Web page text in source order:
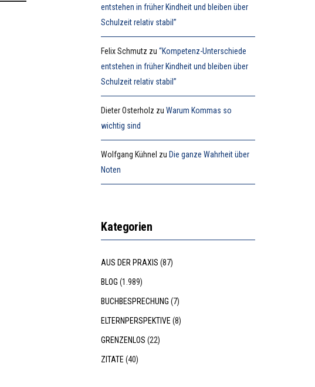
entstehen in früher Kindheit und bleiben über
Schulzeit relativ stabil”
Felix Schmutz zu“Kompetenz-Unterschiede
entstehen in früher Kindheit und bleiben über
Schulzeit relativ stabil”
Dieter Osterholz zuWarum Kommas so
wichtig sind
Wolfgang Kühnel zu Die ganze Wahrheit über
Noten
Kategorien
AUS DER PRAXIS (87)
BLOG (1.989)
BUCHBESPRECHUNG (7)
ELTERNPERSPEKTIVE(8)
GRENZENLOS (22)
ZITATE(40)